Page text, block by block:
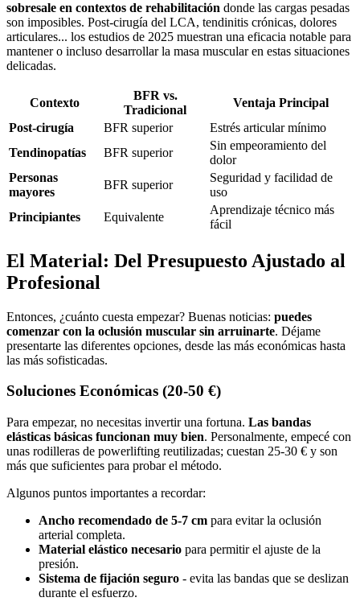
sobresale en contextos de rehabilitación donde las cargas pesadas
son imposibles. Post-cirugía del LCA, tendinitis crónicas, dolores
articulares... los estudios de 2025 muestran una eficacia notable para
mantener o incluso desarrollar la masa muscular en estas situaciones
delicadas.
Contexto
BFR vs.
Tradicional
Ventaja Principal
Post-cirugía
BFR superior
Estrés articular mínimo
Tendinopatías
BFR superior
Sin empeoramiento del
dolor
Personas
mayores
BFR superior
Seguridad y facilidad de
uso
Principiantes
Equivalente
Aprendizaje técnico más
fácil
El Material: Del Presupuesto Ajustado al
Profesional
Entonces, ¿cuánto cuesta empezar? Buenas noticias: puedes
comenzar con la oclusión muscular sin arruinarte. Déjame
presentarte las diferentes opciones, desde las más económicas hasta
las más sofisticadas.
Soluciones Económicas (20-50 €)
Para empezar, no necesitas invertir una fortuna. Las bandas
elásticas básicas funcionan muy bien. Personalmente, empecé con
unas rodilleras de powerlifting reutilizadas; cuestan 25-30 € y son
más que suficientes para probar el método.
Algunos puntos importantes a recordar:
Ancho recomendado de 5-7 cm para evitar la oclusión
arterial completa.
Material elástico necesario para permitir el ajuste de la
presión.
Sistema de fijación seguro - evita las bandas que se deslizan
durante el esfuerzo.